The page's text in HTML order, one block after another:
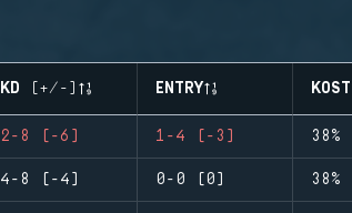
KD (+/-) ENTRY KOST
2-8 (-6) 1-4 (-3) 38%
4-8 (-4) 0-0 (0) 38%